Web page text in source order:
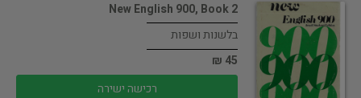
New English 900, Book 2
בלשנות ושפות
45 ₪
רכישה ישירה